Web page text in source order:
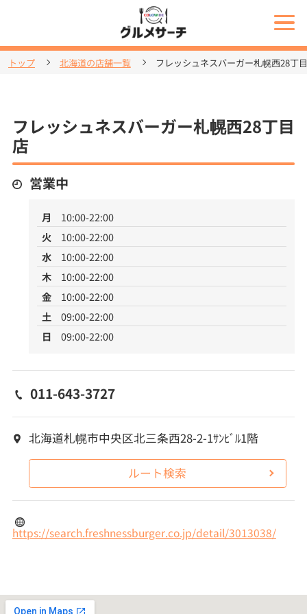
トップ 北海道の店舗一覧 フレッシュネスバーガー札幌西28丁
フレッシュネスバーガー札幌西28丁目
店
営業中
月
10:00-22:00
火
10:00-22:00
水
10:00-22:00
木
10:00-22:00
金
10:00-22:00
土
09:00-22:00
日
09:00-22:00
011-643-3727
北海道札幌市中央区北三条西28-2-1ｻﾝﾋﾞﾙ1階
ルート検索
https://search.freshnessburger.co.jp/detail/3013038/